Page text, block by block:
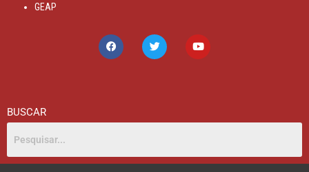
GEAP
BUSCAR